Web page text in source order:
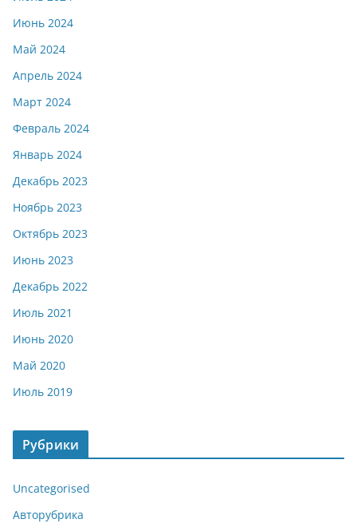
Июнь 2024
Май 2024
Апрель 2024
Март 2024
Февраль 2024
Январь 2024
Декабрь 2023
Ноябрь 2023
Октябрь 2023
Июнь 2023
Декабрь 2022
Июль 2021
Июнь 2020
Май 2020
Июль 2019
Рубрики
Uncategorised
Авторубрика